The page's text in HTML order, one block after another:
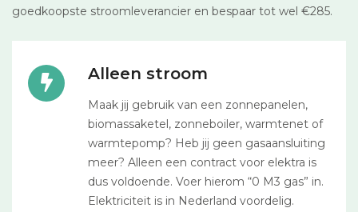
goedkoopste stroomleverancier en bespaar tot wel €285.
Alleen stroom
Maak jij gebruik van een zonnepanelen,
biomassaketel, zonneboiler, warmtenet of
warmtepomp? Heb jij geen gasaansluiting
meer? Alleen een contract voor elektra is
dus voldoende. Voer hierom “0 M3 gas” in.
Elektriciteit is in Nederland voordelig.